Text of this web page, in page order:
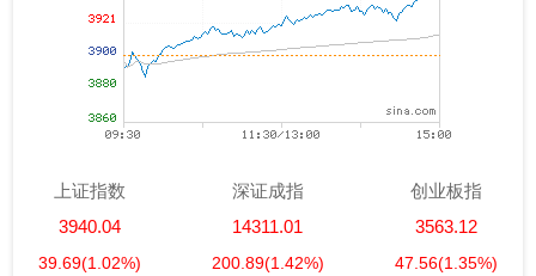
上证指数
3940.04
39.69(1.02%)
深证成指
14311.01
200.89(1.42%)
创业板指
3563.12
47.56(1.35%)